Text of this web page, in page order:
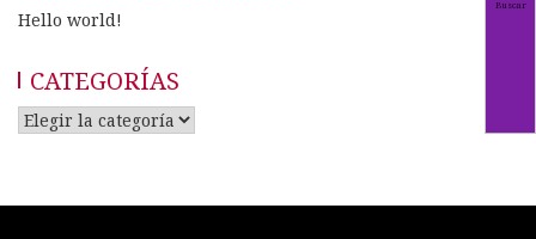
Hello world!
CATEGORÍAS
Categorías